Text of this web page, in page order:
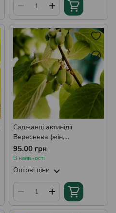
Саджанці актинідії
Вереснева (жін,
однорічний)
95.00 грн
В наявності
Оптові ціни